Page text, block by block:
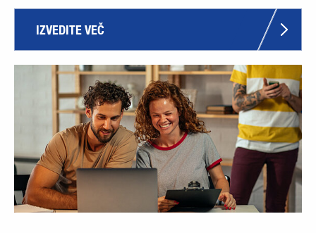
IZVEDITE VEČ